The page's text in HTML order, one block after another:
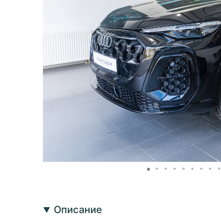
Описание